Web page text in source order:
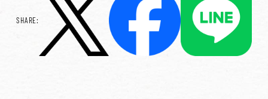
SHARE: